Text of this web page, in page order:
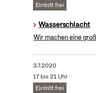
Eintritt frei
Wasserschlacht
Wir machen eine
3.7.2020
17 bis 21 Uhr
Eintritt frei